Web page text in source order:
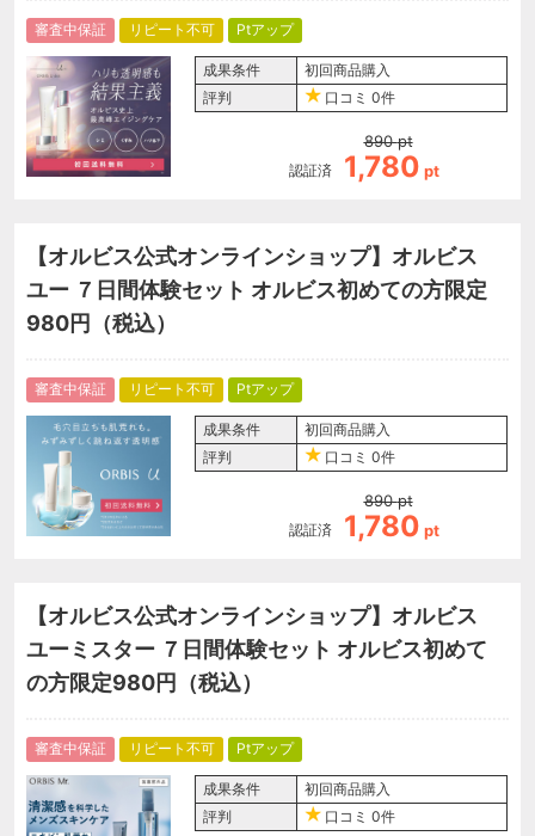
審査中保証 リピート不可 Ptアップ
成果条件
初回商品購入
評判
口コミ 0件
認証済
890 pt
1,780 pt
【オルビス公式オンラインショップ】オルビス
ユー ７日間体験セット オルビス初めての方限定
980円（税込）
審査中保証 リピート不可 Ptアップ
成果条件
初回商品購入
評判
口コミ 0件
認証済
890 pt
1,780 pt
【オルビス公式オンラインショップ】オルビス
ユーミスター ７日間体験セット オルビス初めて
の方限定980円（税込）
審査中保証 リピート不可 Ptアップ
成果条件
初回商品購入
評判
口コミ 0件